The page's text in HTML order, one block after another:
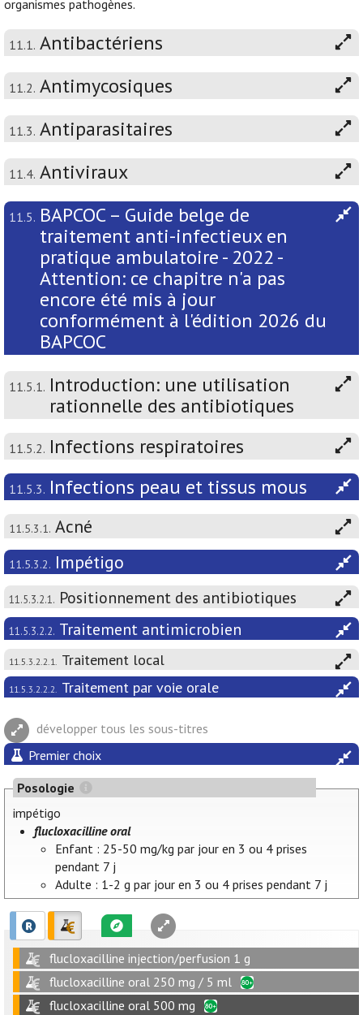
organismes pathogènes.
11.1. Antibactériens
11.2. Antimycosiques
11.3. Antiparasitaires
11.4. Antiviraux
11.5. BAPCOC – Guide belge de
traitement anti-infectieux en
pratique ambulatoire - 2022 -
Attention: ce chapitre n'a pas
encore été mis à jour
conformément à l'édition 2026 du
BAPCOC
11.5.1. Introduction: une utilisation
rationnelle des antibiotiques
11.5.2. Infections respiratoires
11.5.3. Infections peau et tissus mous
11.5.3.1. Acné
11.5.3.2. Impétigo
11.5.3.2.1. Positionnement des antibiotiques
11.5.3.2.2. Traitement antimicrobien
11.5.3.2.2.1. Traitement local
11.5.3.2.2.2. Traitement par voie orale
développer tous les sous-titres
Premier choix
Posologie
impétigo
flucloxacilline oral
Enfant : 25-50 mg/kg par jour en 3 ou 4 prises
pendant 7 j
Adulte : 1-2 g par jour en 3 ou 4 prises pendant 7 j
flucloxacilline injection/perfusion 1 g
flucloxacilline oral 250 mg / 5 ml
flucloxacilline oral 500 mg